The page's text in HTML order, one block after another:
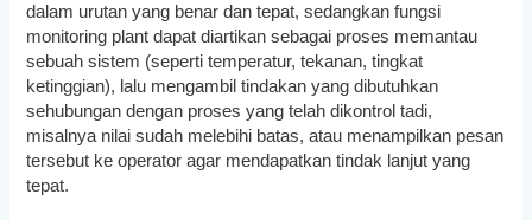
dalam urutan yang benar dan tepat, sedangkan fungsi
monitoring plant dapat diartikan sebagai proses memantau
sebuah sistem (seperti temperatur, tekanan, tingkat
ketinggian), lalu mengambil tindakan yang dibutuhkan
sehubungan dengan proses yang telah dikontrol tadi,
misalnya nilai sudah melebihi batas, atau menampilkan pesan
tersebut ke operator agar mendapatkan tindak lanjut yang
tepat.